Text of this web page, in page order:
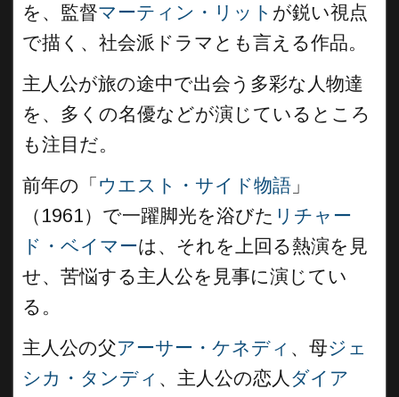
を、監督マーティン・リット が鋭い視点
で描く、社会派ドラマとも言える作品。
主人公が旅の途中で出会う多彩な人物達
を、多くの名優などが演じているところ
も注目だ。
前年の「 ウエスト・サイド物語 」
（1961）で一躍脚光を浴びた リチャー
ド・ベイマーは、それを上回る熱演を見
せ、苦悩する主人公を見事に演じてい
る。
主人公の父アーサー・ケネディ 、母ジェ
シカ・タンディ 、主人公の恋人 ダイア